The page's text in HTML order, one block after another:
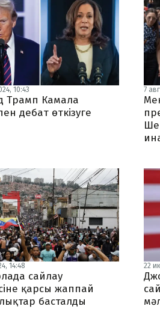
10:43
Трамп Камала
дебат өткізуге
7
14:48
сайлау
қарсы жаппай
басталды
22